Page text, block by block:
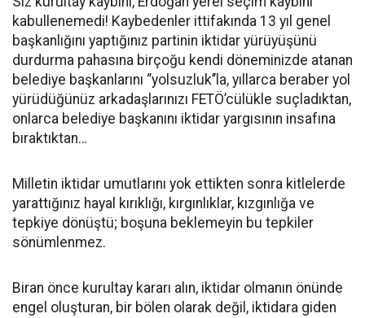
kabullenemedi! Kaybedenler ittifakında 13 yıl genel
başkanlığını yaptığınız partinin iktidar yürüyüşünü
durdurma pahasına birçoğu kendi döneminizde atanan
belediye başkanlarını ‘’yolsuzluk’’la, yıllarca beraber yol
yürüdüğünüz arkadaşlarınızı FETÖ’cülükle suçladıktan,
onlarca belediye başkanını iktidar yargısının insafına
bıraktıktan…
Milletin iktidar umutlarını yok ettikten sonra kitlelerde
yarattığınız hayal kırıklığı, kırgınlıklar, kızgınlığa ve
tepkiye dönüştü; boşuna beklemeyin bu tepkiler
sönümlenmez.
Biran önce kurultay kararı alın, iktidar olmanın önünde
engel oluşturan, bir bölen olarak değil, iktidara giden